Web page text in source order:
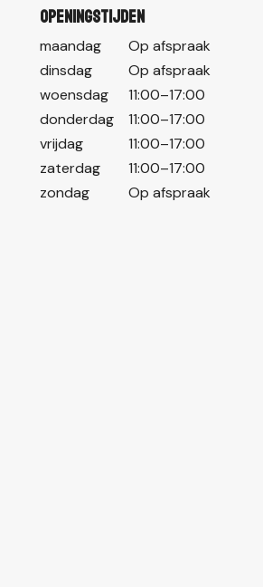
Openingstijden
maandag
Op afspraak
dinsdag
Op afspraak
woensdag
11:00–17:00
donderdag
11:00–17:00
vrijdag
11:00–17:00
zaterdag
11:00–17:00
zondag
Op afspraak